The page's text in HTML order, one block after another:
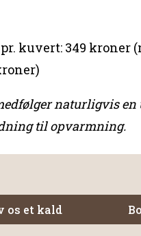
pr. kuvert: 349 kroner
naturligvis
til opvarmning.
os et kald